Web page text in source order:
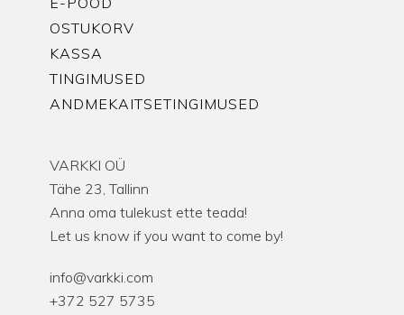
OSTUKORV
KASSA
TINGIMUSED
ANDMEKAITSETINGIMUSED
VARKKI OÜ
Tähe 23, Tallinn
Anna oma tulekust ette teada!
Let us know if you want to come by!
info@varkki.com
+372 527 5735